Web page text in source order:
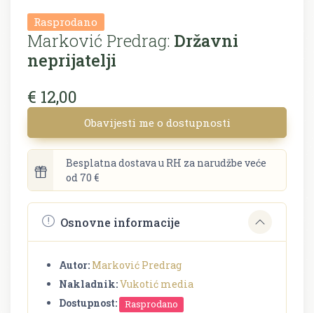
Rasprodano
Marković Predrag: Državni
neprijatelji
€ 12,00
Obavijesti me o dostupnosti
Besplatna dostava u RH za narudžbe veće
od 70 €
Osnovne informacije
Autor: Marković Predrag
Nakladnik:Vukotić media
Dostupnost:
Rasprodano